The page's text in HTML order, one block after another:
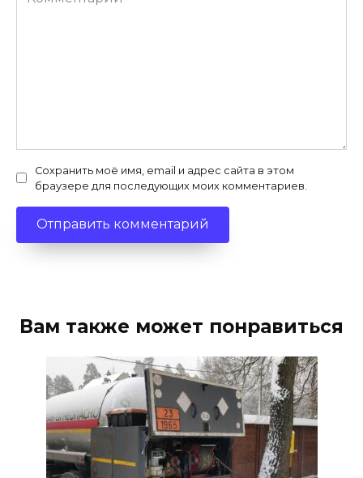
Сохранить моё имя, email и адрес сайта в этом
браузере для последующих моих комментариев.
Вам также может понравиться